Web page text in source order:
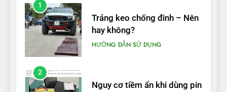
1
Tráng keo chống đinh – Nên
hay không?
HƯỚNG DẪN SỬ DỤNG
2
Nguy cơ tiềm ẩn khi dùng pin